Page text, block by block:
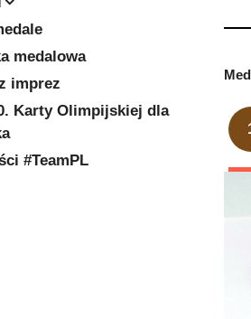
medalowa
imprez
Karty Olimpijskiej dla
#TeamPL